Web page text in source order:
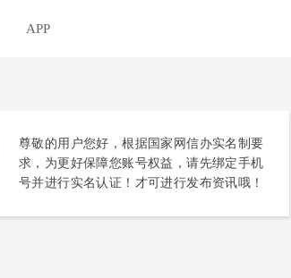
APP
尊敬的用户您好，根据国家网信办实名制要
求，为更好保障您账号权益，请先绑定手机
号并进行实名认证！才可进行发布资讯哦！